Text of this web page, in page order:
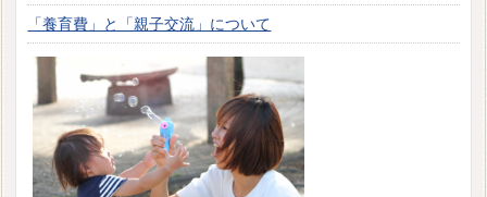
「養育費」と「親子交流」について